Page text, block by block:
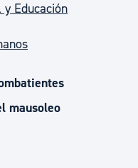
Educación
mausoleo